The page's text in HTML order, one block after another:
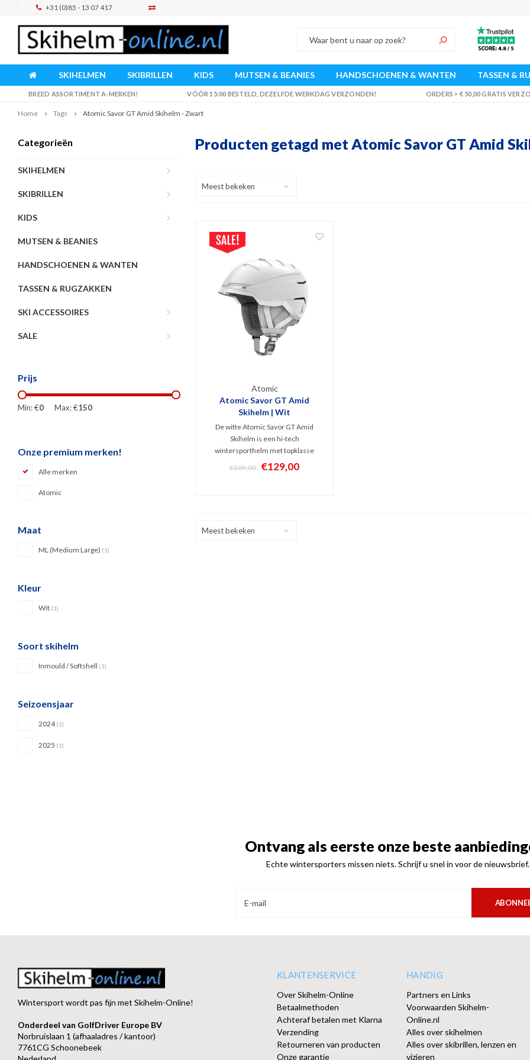
+31 (0)85 - 13 07 417
SKIHELMEN SKIBRILLEN KIDS MUTSEN & BEANIES HANDSCHOENEN & WANTEN TASSEN &
BREED ASSORTIMENT A-MERKEN! VÓÓR 15:00 BESTELD, DEZELFDE WERKDAG VERZONDEN! ORDERS > € 50,00 GRATIS
Home Tags Atomic Savor GT Amid Skihelm - Zwart
Categorieën
SKIHELMEN
SKIBRILLEN
KIDS
MUTSEN & BEANIES
HANDSCHOENEN & WANTEN
TASSEN & RUGZAKKEN
SKI ACCESSOIRES
SALE
Prijs
Min: €0 Max: €150
Onze premium merken!
Alle merken
Atomic
Maat
ML (Medium Large) (1)
Kleur
Wit (1)
Soort skihelm
Inmould / Softshell (1)
Seizoensjaar
2024(1)
2025 (1)
Producten getagd met Atomic Savor GT Amid
Meest bekeken
Atomic
Atomic Savor GT Amid
Skihelm | Wit
De witte Atomic Savor GT Amid
Skihelm is een hi-tech
wintersporthelm met topklasse
veiligheidstechnologieën als AMID
en Holo Core. Stevige Tri-Brid
€209,00 €129,00
Meest bekeken
Ontvang als eerste onze beste
Echte wintersporters missen niets. Schrijf u snel in voor de nieuwsbrief.
Wintersport wordt pas fijn met Skihelm-Online!
Onderdeel van GolfDriver Europe BV
Norbruislaan 1 (afhaaladres / kantoor)
7761CG Schoonebeek
KLANTENSERVICE
Over Skihelm-Online
Betaalmethoden
Achteraf betalen met Klarna
Verzending
Retourneren van producten
Onze garantie
HANDIG
Partners en Links
Voorwaarden Skihelm-
Online.nl
Alles over skihelmen
Alles over skibrillen, lenzen en
vizieren